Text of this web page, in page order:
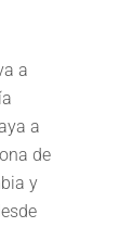
a
a
de
y